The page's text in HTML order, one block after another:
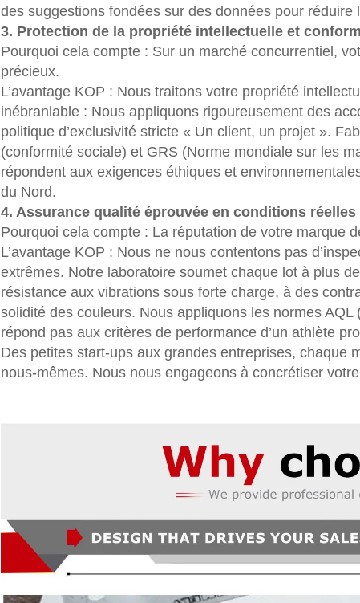
des suggestions fondées sur des données pour réduire
3. Protection de la propriété intellectuelle et
Pourquoi cela compte : Sur un marché concurrentiel,
précieux.
L’avantage KOP : Nous traitons votre propriété
inébranlable : Nous appliquons rigoureusement des
politique d’exclusivité stricte « Un client, un projet ».
(conformité sociale) et GRS (Norme mondiale sur les
répondent aux exigences éthiques et
du Nord.
4. Assurance qualité éprouvée en conditions réelles
Pourquoi cela compte : La réputation de votre marque
L’avantage KOP : Nous ne nous contentons pas
extrêmes. Notre laboratoire soumet chaque lot à plus
résistance aux vibrations sous forte charge, à des
solidité des couleurs. Nous appliquons les normes
répond pas aux critères de performance d’un athlète
Des petites start-ups aux grandes entreprises, chaque
nous-mêmes. Nous nous engageons à concrétiser